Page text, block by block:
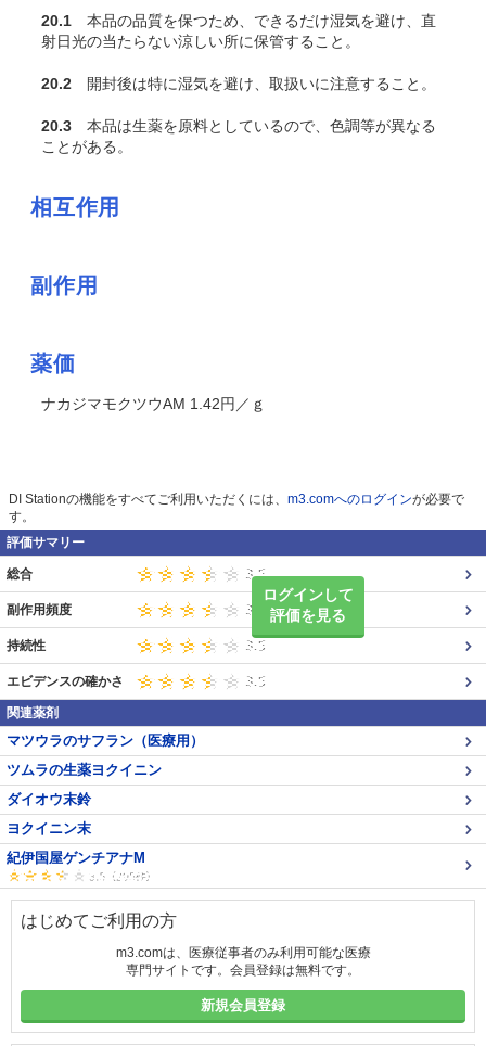
20.1 本品の品質を保つため、できるだけ湿気を避け、直
射日光の当たらない涼しい所に保管すること。
20.2 開封後は特に湿気を避け、取扱いに注意すること。
20.3 本品は生薬を原料としているので、色調等が異なる
ことがある。
相互作用
副作用
薬価
ナカジマモクツウAM 1.42円／ｇ
DI Stationの機能をすべてご利用いただくには、 m3.comへのログインが必要で
す。
評価サマリー
ログインして
評価を見る
総合
副作用頻度
持続性
エビデンスの確かさ
関連薬剤
マツウラのサフラン（医療用）
ツムラの生薬ヨクイニン
ダイオウ末鈴
ヨクイニン末
紀伊国屋ゲンチアナM
はじめてご利用の方
m3.comは、医療従事者のみ利用可能な医療
専門サイトです。会員登録は無料です。
新規会員登録